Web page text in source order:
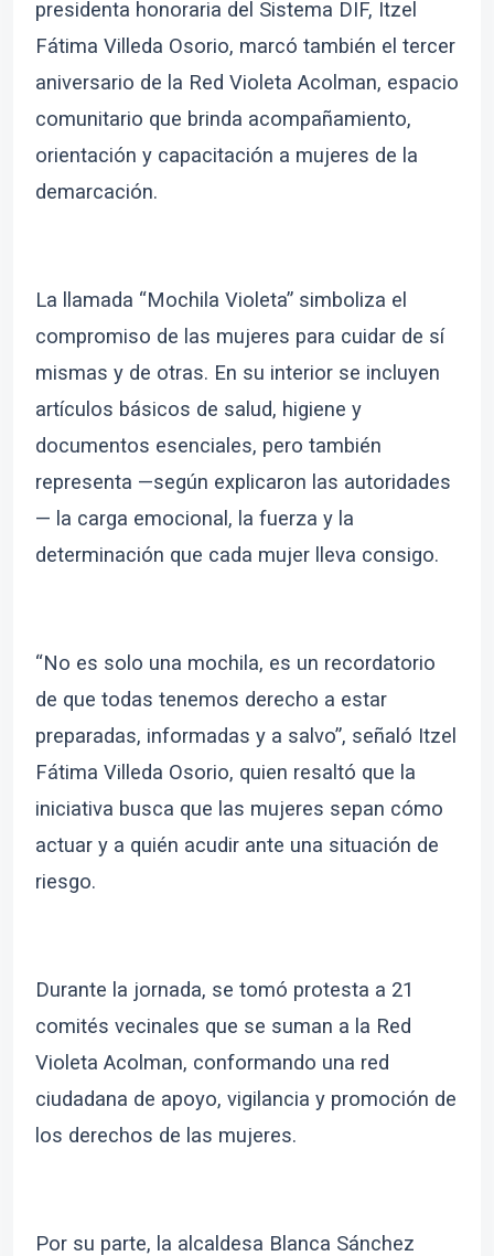
presidenta honoraria del Sistema DIF, Itzel
Fátima Villeda Osorio, marcó también el tercer
aniversario de la Red Violeta Acolman, espacio
comunitario que brinda acompañamiento,
orientación y capacitación a mujeres de la
demarcación.
La llamada “Mochila Violeta” simboliza el
compromiso de las mujeres para cuidar de sí
mismas y de otras. En su interior se incluyen
artículos básicos de salud, higiene y
documentos esenciales, pero también
representa —según explicaron las autoridades
— la carga emocional, la fuerza y la
determinación que cada mujer lleva consigo.
“No es solo una mochila, es un recordatorio
de que todas tenemos derecho a estar
preparadas, informadas y a salvo”, señaló Itzel
Fátima Villeda Osorio, quien resaltó que la
iniciativa busca que las mujeres sepan cómo
actuar y a quién acudir ante una situación de
riesgo.
Durante la jornada, se tomó protesta a 21
comités vecinales que se suman a la Red
Violeta Acolman, conformando una red
ciudadana de apoyo, vigilancia y promoción de
los derechos de las mujeres.
Por su parte, la alcaldesa Blanca Sánchez